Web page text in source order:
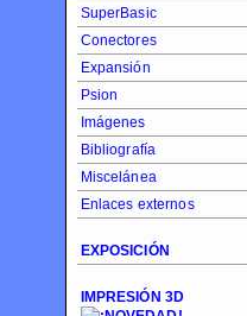
SuperBasic
Conectores
Expansión
Psion
Imágenes
Bibliografía
Miscelánea
Enlaces externos
EXPOSICIÓN
IMPRESIÓN 3D